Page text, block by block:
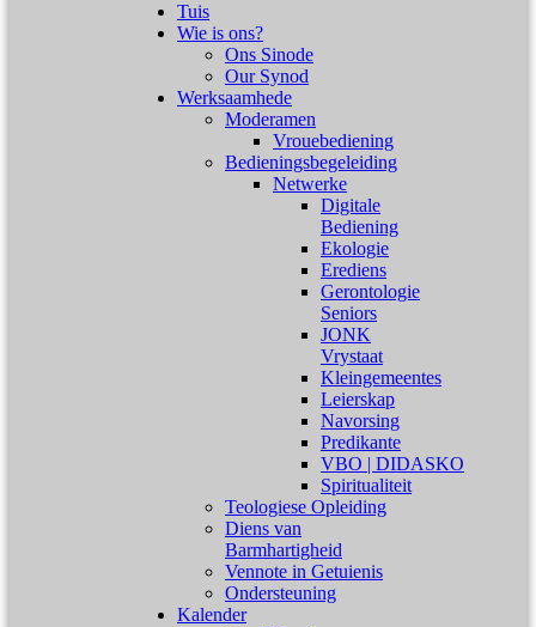
Tuis
Wie is ons?
Ons Sinode
Our Synod
Werksaamhede
Moderamen
Vrouebediening
Bedieningsbegeleiding
Netwerke
Digitale
Bediening
Ekologie
Erediens
Gerontologie
Seniors
JONK
Vrystaat
Kleingemeentes
Leierskap
Navorsing
Predikante
VBO | DIDASKO
Spiritualiteit
Teologiese Opleiding
Diens van
Barmhartigheid
Vennote in Getuienis
Ondersteuning
Kalender